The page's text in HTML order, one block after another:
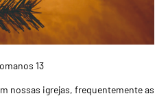
13
nossas igrejas, frequentemente as